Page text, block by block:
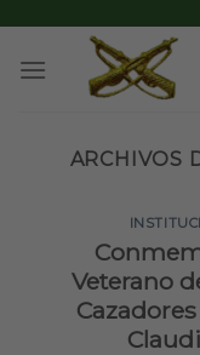
content
ARCHIVOS
Veterano